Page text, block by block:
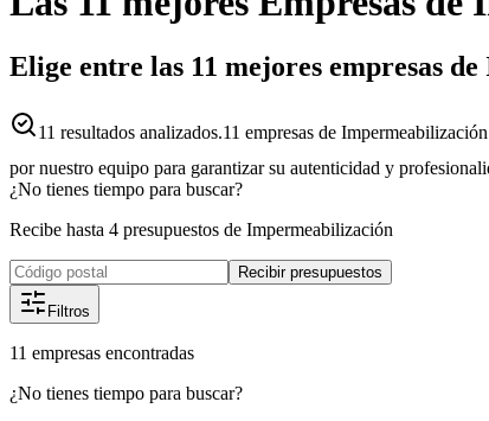
Elige entre las 11 mejores empresas
11 resultados analizados.11 empresas de
por nuestro equipo para garantizar su autenticidad y
¿No tienes tiempo para buscar?
Recibe hasta 4 presupuestos de Impermeabilización
Recibir presupuestos
Filtros
11 empresas encontradas
¿No tienes tiempo para buscar?